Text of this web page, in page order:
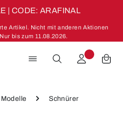
| CODE: ARAFINAL
Artikel. Nicht mit anderen Aktionen
bis zum 11.08.2026.
Modelle Schnürer